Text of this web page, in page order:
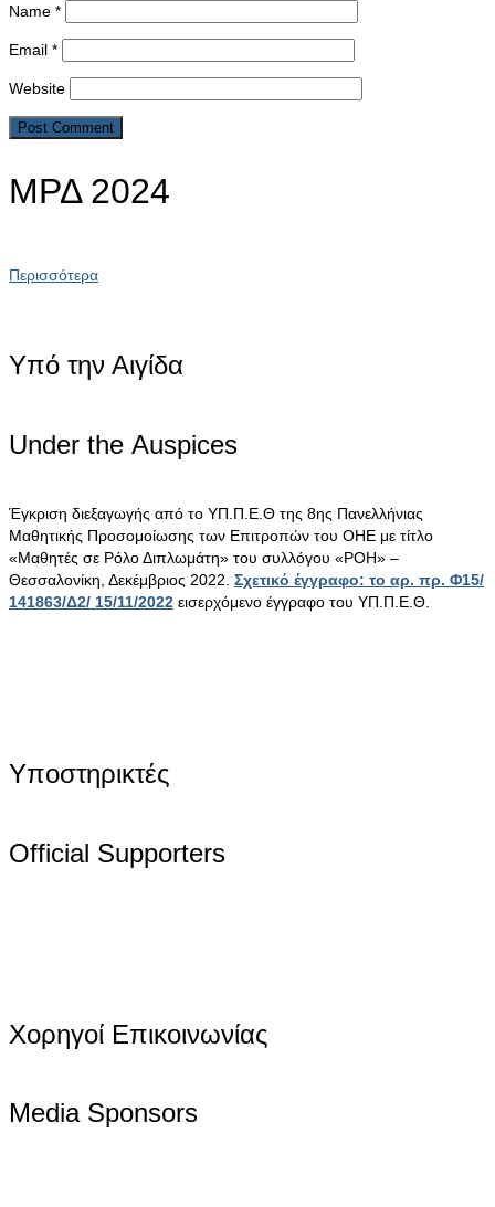
Name *
Email *
Website
ΜΡΔ 2024
Περισσότερα
Υπό την Αιγίδα
Under the Αuspices
Έγκριση διεξαγωγής από το ΥΠ.Π.Ε.Θ της 8ης Πανελλήνιας
Μαθητικής Προσομοίωσης των Επιτροπών του ΟΗΕ με τίτλο
«Μαθητές σε Ρόλο Διπλωμάτη» του συλλόγου «ΡΟΗ» –
Θεσσαλονίκη, Δεκέμβριος 2022. Σχετικό έγγραφο: το αρ. πρ. Φ15/
141863/Δ2/ 15/11/2022 εισερχόμενο έγγραφο του ΥΠ.Π.Ε.Θ.
Υποστηρικτές
Official Supporters
Χορηγοί Επικοινωνίας
Media Sponsors